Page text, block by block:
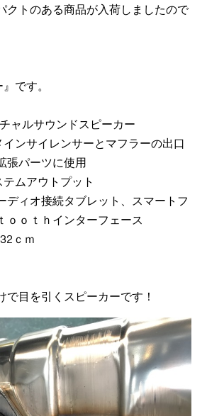
クトのある商品が入荷しましたので
です。
ャルサウンドスピーカー
ンサイレンサーとマフラーの出口
張パーツに使用
ムアウトプット
ディオ接続タブレット、スマートフ
ｏｏｔｈインターフェース
ｃｍ
で目を引くスピーカーです！